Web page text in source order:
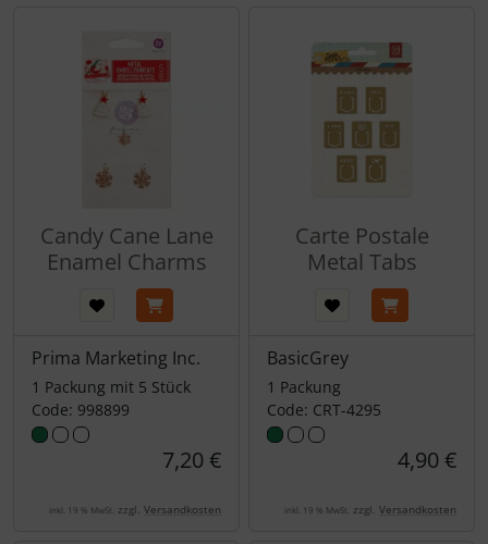
Candy Cane Lane
Enamel Charms
Prima Marketing Inc.
1 Packung mit 5 Stück
Code: 998899
7,20 €
inkl. 19 % MwSt. zzgl. Versandkosten
Carte Postale
Metal Tabs
BasicGrey
1 Packung
Code: CRT-4295
4,90 €
inkl. 19 % MwSt. zzgl. Versandkosten